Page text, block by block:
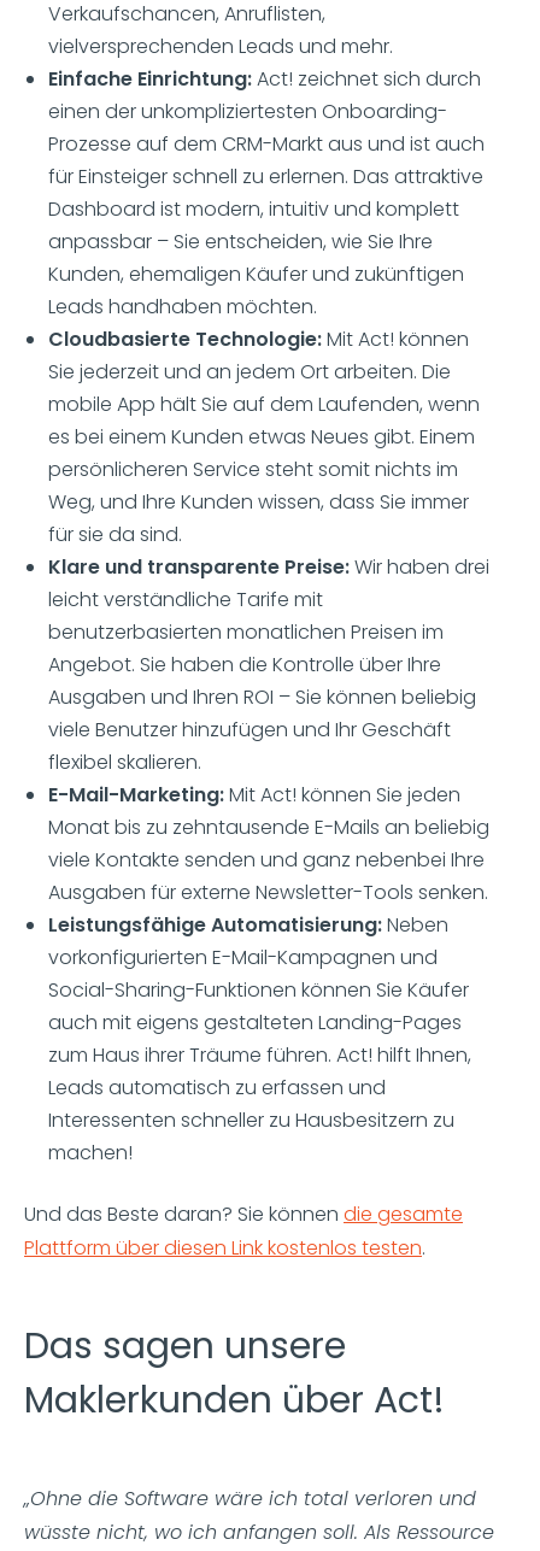
Verkaufschancen, Anruflisten,
vielversprechenden Leads und mehr.
Einfache Einrichtung:Act! zeichnet sich durch
einen der unkompliziertesten Onboarding-
Prozesse auf dem CRM-Markt aus und ist auch
für Einsteiger schnell zu erlernen. Das attraktive
Dashboard ist modern, intuitiv und komplett
anpassbar – Sie entscheiden, wie Sie Ihre
Kunden, ehemaligen Käufer und zukünftigen
Leads handhaben möchten.
Cloudbasierte Technologie:Mit Act! können
Sie jederzeit und an jedem Ort arbeiten. Die
mobile App hält Sie auf dem Laufenden, wenn
es bei einem Kunden etwas Neues gibt. Einem
persönlicheren Service steht somit nichts im
Weg, und Ihre Kunden wissen, dass Sie immer
für sie da sind.
Klare und transparente Preise:Wir haben drei
leicht verständliche Tarife mit
benutzerbasierten monatlichen Preisen im
Angebot. Sie haben die Kontrolle über Ihre
Ausgaben und Ihren ROI – Sie können beliebig
viele Benutzer hinzufügen und Ihr Geschäft
flexibel skalieren.
E-Mail-Marketing:Mit Act! können Sie jeden
Monat bis zu zehntausende E-Mails an beliebig
viele Kontakte senden und ganz nebenbei Ihre
Ausgaben für externe Newsletter-Tools senken.
Leistungsfähige Automatisierung:Neben
vorkonfigurierten E-Mail-Kampagnen und
Social-Sharing-Funktionen können Sie Käufer
auch mit eigens gestalteten Landing-Pages
zum Haus ihrer Träume führen. Act! hilft Ihnen,
Leads automatisch zu erfassen und
Interessenten schneller zu Hausbesitzern zu
machen!
Und das Beste daran? Sie können die gesamte
Plattform über diesen Link kostenlos testen.
Das sagen unsere
Maklerkunden über Act!
„Ohne die Software wäre ich total verloren und
wüsste nicht, wo ich anfangen soll. Als Ressource